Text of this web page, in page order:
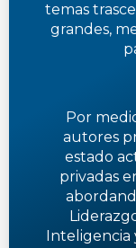
temas
grandes,
Por
autores
estado
privadas